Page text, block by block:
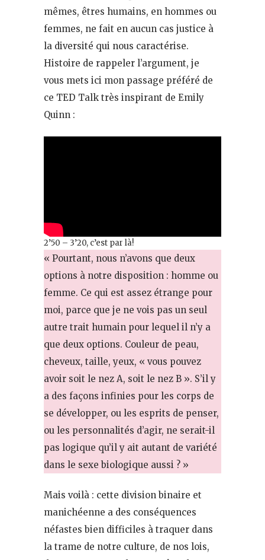
mêmes, êtres humains, en hommes ou
femmes, ne fait en aucun cas justice à
la diversité qui nous caractérise.
Histoire de rappeler l’argument, je
vous mets ici mon passage préféré de
ce TED Talk très inspirant de Emily
Quinn :
2’50 – 3’20, c’est par là!
« Pourtant, nous n’avons que deux
options à notre disposition : homme ou
femme. Ce qui est assez étrange pour
moi, parce que je ne vois pas un seul
autre trait humain pour lequel il n’y a
que deux options. Couleur de peau,
cheveux, taille, yeux, « vous pouvez
avoir soit le nez A, soit le nez B ». S’il y
a des façons infinies pour les corps de
se développer, ou les esprits de penser,
ou les personnalités d’agir, ne serait-il
pas logique qu’il y ait autant de variété
dans le sexe biologique aussi ? »
Mais voilà : cette division binaire et
manichéenne a des conséquences
néfastes bien difficiles à traquer dans
la trame de notre culture, de nos lois,